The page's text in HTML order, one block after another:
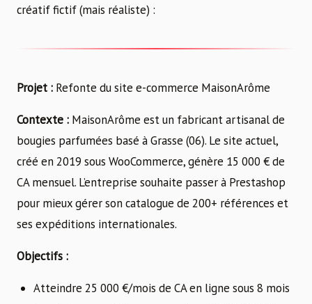
créatif fictif (mais réaliste) :
Projet : Refonte du site e-commerce MaisonArôme
Contexte : MaisonArôme est un fabricant artisanal de
bougies parfumées basé à Grasse (06). Le site actuel,
créé en 2019 sous WooCommerce, génère 15 000 € de
CA mensuel. L’entreprise souhaite passer à Prestashop
pour mieux gérer son catalogue de 200+ références et
ses expéditions internationales.
Objectifs :
Atteindre 25 000 €/mois de CA en ligne sous 8 mois